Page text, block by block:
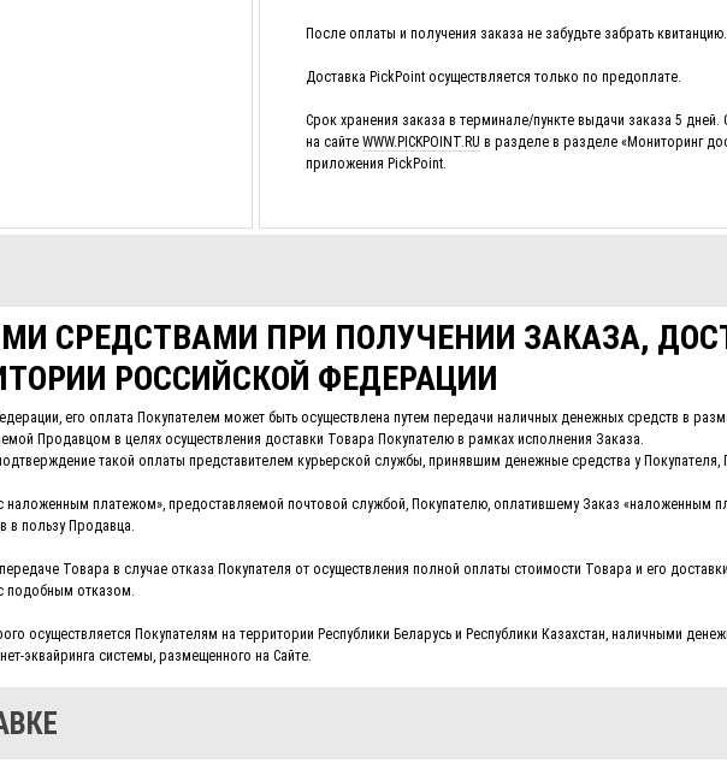
После оплаты и получения заказа не забудьте забрать квитанцию.
Доставка PickPoint осуществляется только по предоплате.
Срок хранения заказа в терминале/пункте выдачи заказа 5
на сайтеWWW.PICKPOINT.RU в разделе в разделе «Мониторинг
приложения PickPoint.
СРЕДСТВАМИ ПРИ ПОЛУЧЕНИИ ЗАКАЗА,
РОССИЙСКОЙ ФЕДЕРАЦИИ
его оплата Покупателем может быть осуществлена путем передачи наличных денежных средств в
Продавцом в целях осуществления доставки Товара Покупателю в рамках исполнения Заказа.
такой оплаты представителем курьерской службы, принявшим денежные средства у Покупателя,
наложенным платежом», предоставляемой почтовой службой, Покупателю, оплатившему Заказ «наложенным
в пользу Продавца.
Товара в случае отказа Покупателя от осуществления полной оплаты стоимости Товара и его
подобным отказом.
осуществляется Покупателям на территории Республики Беларусь и Республики Казахстан, наличными
эквайринга системы, размещенного на Сайте.